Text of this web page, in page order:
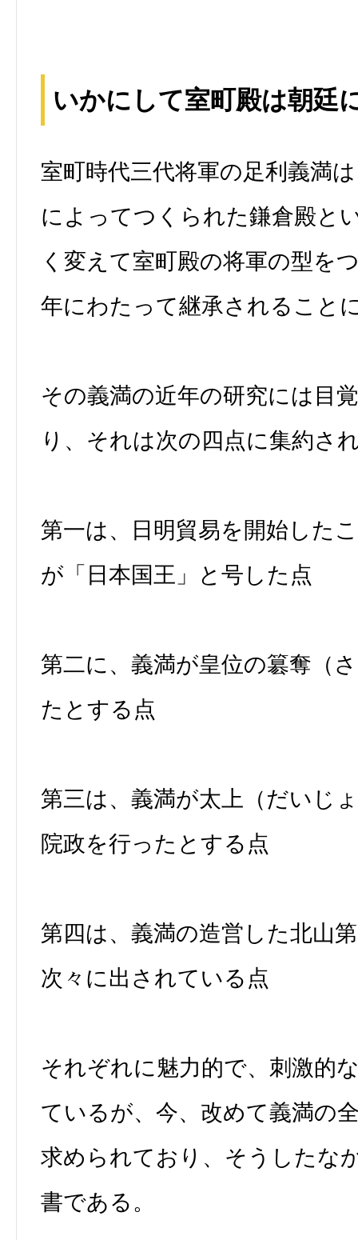
いかにして室町殿は朝廷
室町時代三代将軍の足利義満
によってつくられた鎌倉殿と
く変えて室町殿の将軍の型を
年にわたって継承されること
その義満の近年の研究には目
り、それは次の四点に集約さ
第一は、日明貿易を開始した
が「日本国王」と号した点
第二に、義満が皇位の簒奪（
たとする点
第三は、義満が太上（だいじ
院政を行ったとする点
第四は、義満の造営した北山
次々に出されている点
それぞれに魅力的で、刺激的
ているが、今、改めて義満の
求められており、そうしたな
書である。